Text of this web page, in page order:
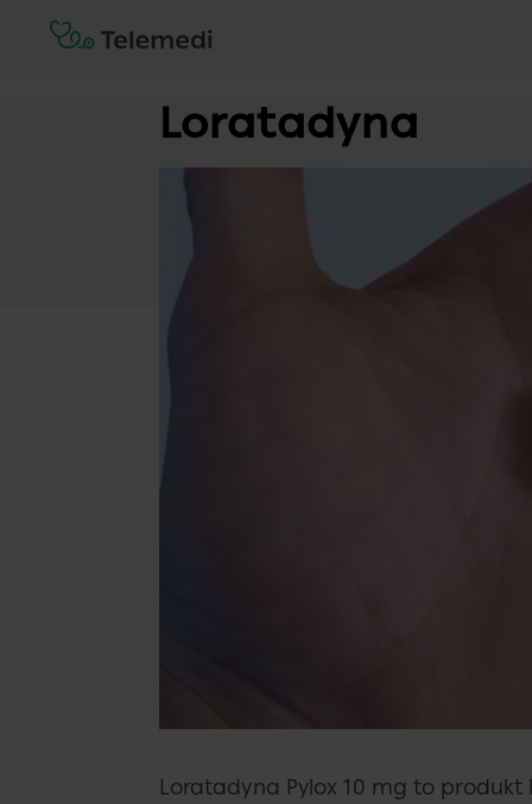
Loratadyna
Loratadyna Pylox 10 mg to